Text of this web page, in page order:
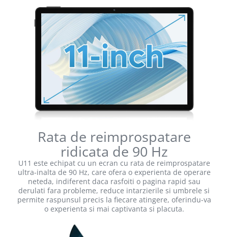
Rata de reimprospatare
ridicata de 90 Hz
U11 este echipat cu un ecran cu rata de reimprospatare
ultra-inalta de 90 Hz, care ofera o experienta de operare
neteda, indiferent daca rasfoiti o pagina rapid sau
derulati fara probleme, reduce intarzierile si umbrele si
permite raspunsul precis la fiecare atingere, oferindu-va
o experienta si mai captivanta si placuta.